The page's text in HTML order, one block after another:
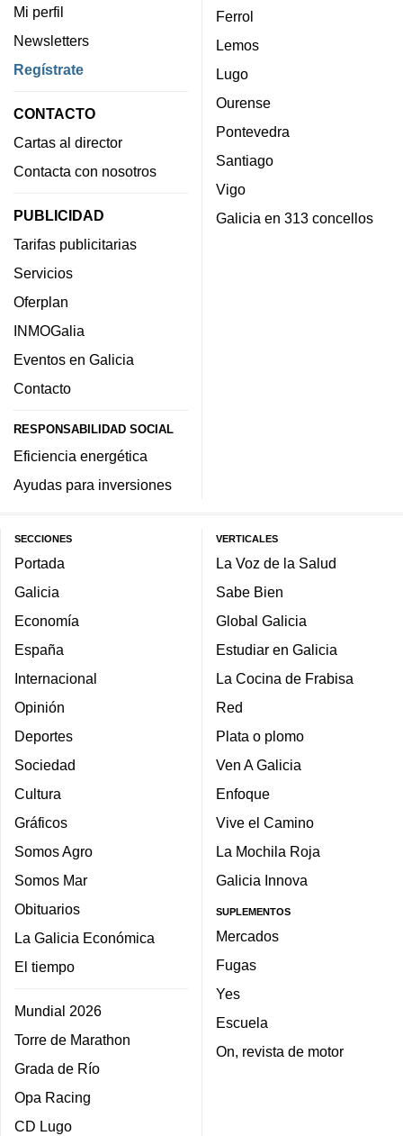
Mi perfil
Newsletters
Regístrate
CONTACTO
Cartas al director
Contacta con nosotros
PUBLICIDAD
Tarifas publicitarias
Servicios
Oferplan
INMOGalia
Eventos en Galicia
Contacto
RESPONSABILIDAD SOCIAL
Eficiencia energética
Ayudas para inversiones
Ferrol
Lemos
Lugo
Ourense
Pontevedra
Santiago
Vigo
Galicia en 313 concellos
SECCIONES
Portada
Galicia
Economía
España
Internacional
Opinión
Deportes
Sociedad
Cultura
Gráficos
Somos Agro
Somos Mar
Obituarios
La Galicia Económica
El tiempo
Mundial 2026
Torre de Marathon
Grada de Río
Opa Racing
CD Lugo
VERTICALES
La Voz de la Salud
Sabe Bien
Global Galicia
Estudiar en Galicia
La Cocina de Frabisa
Red
Plata o plomo
Ven A Galicia
Enfoque
Vive el Camino
La Mochila Roja
Galicia Innova
SUPLEMENTOS
Mercados
Fugas
Yes
Escuela
On, revista de motor